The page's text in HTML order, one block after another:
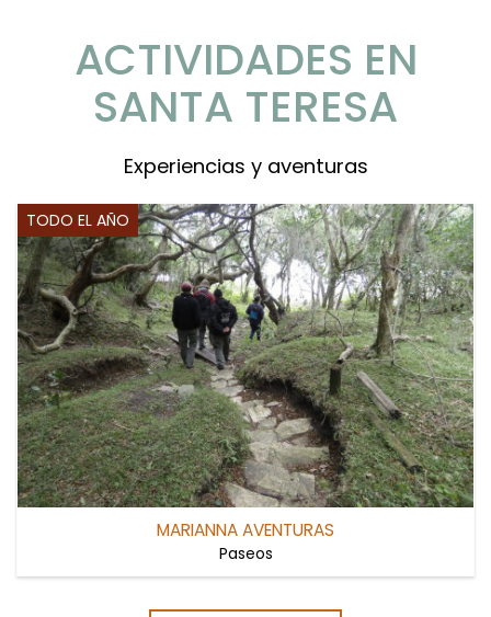
ACTIVIDADES EN
SANTA TERESA
Experiencias y aventuras
TODO EL AÑO
MARIANNA AVENTURAS
Paseos